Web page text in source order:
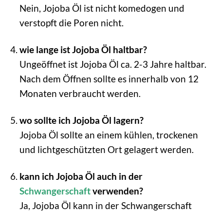
Nein, Jojoba Öl ist nicht komedogen und
verstopft die Poren nicht.
wie lange ist Jojoba Öl haltbar?
Ungeöffnet ist Jojoba Öl ca. 2-3 Jahre haltbar.
Nach dem Öffnen sollte es innerhalb von 12
Monaten verbraucht werden.
wo sollte ich Jojoba Öl lagern?
Jojoba Öl sollte an einem kühlen, trockenen
und lichtgeschützten Ort gelagert werden.
kann ich Jojoba Öl auch in der
Schwangerschaftverwenden?
Ja, Jojoba Öl kann in der Schwangerschaft